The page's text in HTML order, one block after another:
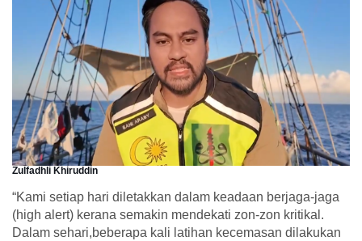
Zulfadhli Khiruddin
“Kami setiap hari diletakkan dalam keadaan berjaga-jaga
(high alert) kerana semakin mendekati zon-zon kritikal.
Dalam sehari,beberapa kali latihan kecemasan dilakukan